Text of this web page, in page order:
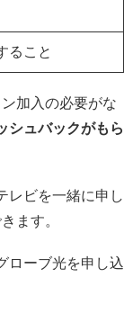
ること
加入の必要がな
シュバックがもら
レビを一緒に申し
ます。
ローブ光を申し込